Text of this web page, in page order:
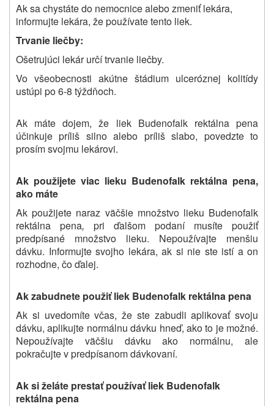
Ak sa chystáte do nemocnice alebo zmeniť lekára,
informujte lekára, že používate tento liek.
Trvanie liečby:
Ošetrujúci lekár určí trvanie liečby.
Vo všeobecnosti akútne štádium ulceróznej kolitídy
ustúpi po 6-8 týždňoch.
Ak máte dojem, že liek Budenofalk rektálna pena
účinkuje príliš silno alebo príliš slabo, povedzte to
prosím svojmu lekárovi.
Ak použijete viac lieku Budenofalk rektálna pena,
ako máte
Ak použijete naraz väčšie množstvo lieku Budenofalk
rektálna pena, pri ďalšom podaní musíte použiť
predpísané množstvo lieku. Nepoužívajte menšiu
dávku. Informujte svojho lekára, ak si nie ste istí a on
rozhodne, čo ďalej.
Ak zabudnete použiť liek Budenofalk rektálna pena
Ak si uvedomíte včas, že ste zabudli aplikovať svoju
dávku, aplikujte normálnu dávku hneď, ako to je možné.
Nepoužívajte väčšiu dávku ako normálnu, ale
pokračujte v predpísanom dávkovaní.
Ak si želáte prestať používať liek Budenofalk
rektálna pena